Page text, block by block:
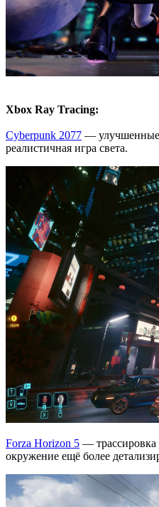
Xbox Ray Tracing:
Cyberpunk 2077 — улучшенные
реалистичная игра света.
Forza Horizon 5 — трассировка
окружение ещё более